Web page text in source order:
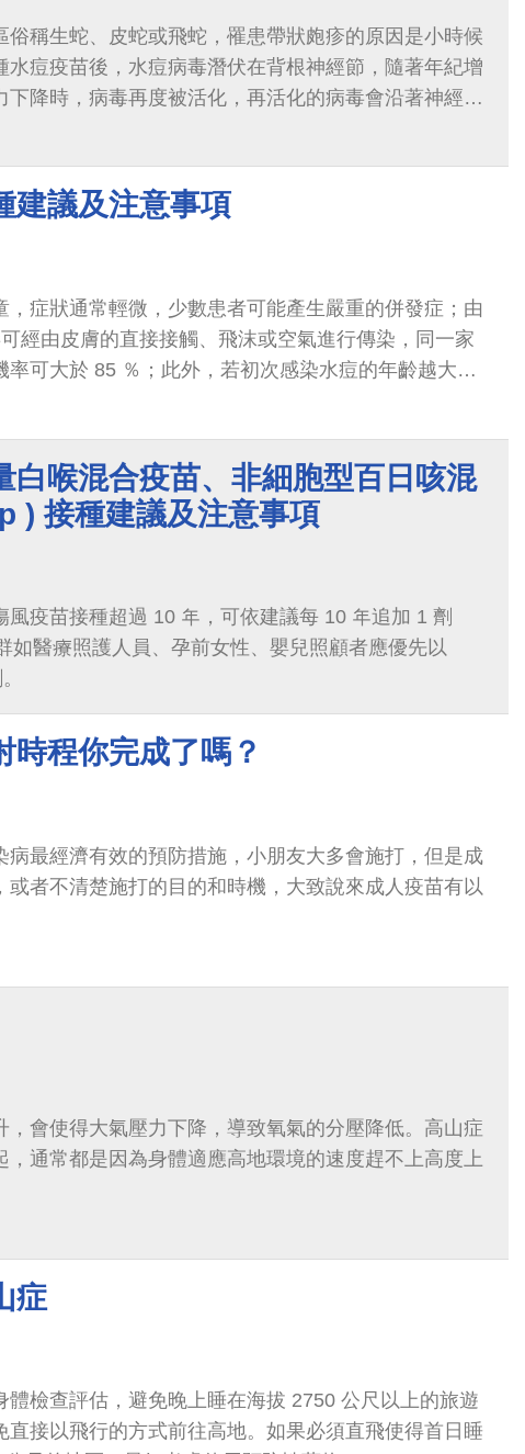
俗稱生蛇、皮蛇或飛蛇，罹患帶狀皰疹的原因是小時候
水痘疫苗後，水痘病毒潛伏在背根神經節，隨著年紀增
下降時，病毒再度被活化，再活化的病毒會沿著神經節
建議及注意事項
，症狀通常輕微，少數患者可能產生嚴重的併發症；由
經由皮膚的直接接觸、飛沫或空氣進行傳染，同一家
率可大於 85 ％；此外，若初次感染水痘的年齡越大，
白喉混合疫苗、非細胞型百日咳混
) 接種建議及注意事項
風疫苗接種超過 10 年，可依建議每 10 年追加 1 劑
如醫療照護人員、孕前女性、嬰兒照顧者應優先以
時程你完成了嗎？
病最經濟有效的預防措施，小朋友大多會施打，但是成
或者不清楚施打的目的和時機，大致說來成人疫苗有以
，會使得大氣壓力下降，導致氧氣的分壓降低。高山症
，通常都是因為身體適應高地環境的速度趕不上高度上
症
體檢查評估，避免晚上睡在海拔 2750 公尺以上的旅遊
直接以飛行的方式前往高地。如果必須直飛使得首日睡